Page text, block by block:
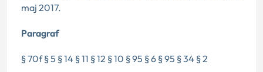
maj 2017.
Paragraf
§ 70f § 5 § 14 § 11 § 12 § 10 § 95 § 6 § 95 § 34 § 2